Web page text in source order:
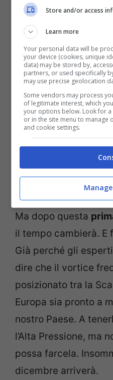
Infatti gli esperti
questi giorni ne
seconda per ilPonte
gli ultimi modelli
ovvero che l’Italia
investita da un
Azzorre. Questo
Paese il clima sarà
con temperature
nebbia, anche
Ma dopo questa
il tempo cambierà. E
Già perché gli
dire che il vortice
posizionato tra la
Europa sia pronto a
nostro Paese. A
l’Alta Pressione, ma
possa farcela.
dicembre arriverà.
Store and/or access
Learn more
Your personal data will be
your device (cookies, unique
data) may be stored by,
partners, or used specifically
may use precise geolocation
Some vendors may process
of legitimate interest, which
your options below. Look for
or in the site menu to manage
and cookie settings.